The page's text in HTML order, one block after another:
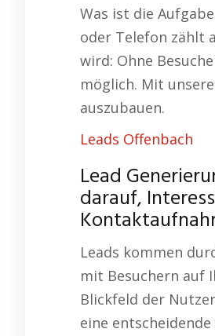
Was ist die
oder Telefon zählt
wird: Ohne
möglich. Mit
auszubauen.
Leads Offenbach
Lead
darauf,
Leads kommen
mit Besuchern auf
Blickfeld der
eine